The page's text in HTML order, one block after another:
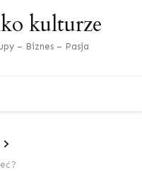
kulturze
– Biznes – Pasja